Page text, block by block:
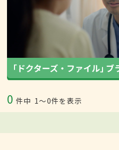
0 件中 1〜0件を表示